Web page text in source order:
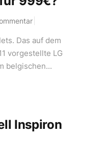
Das auf dem
vorgestellte LG
belgischen...
Inspiron